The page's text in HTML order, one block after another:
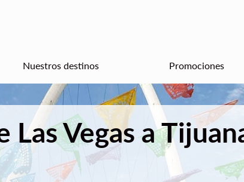
Nuestros destinos Promociones
Las Vegas a